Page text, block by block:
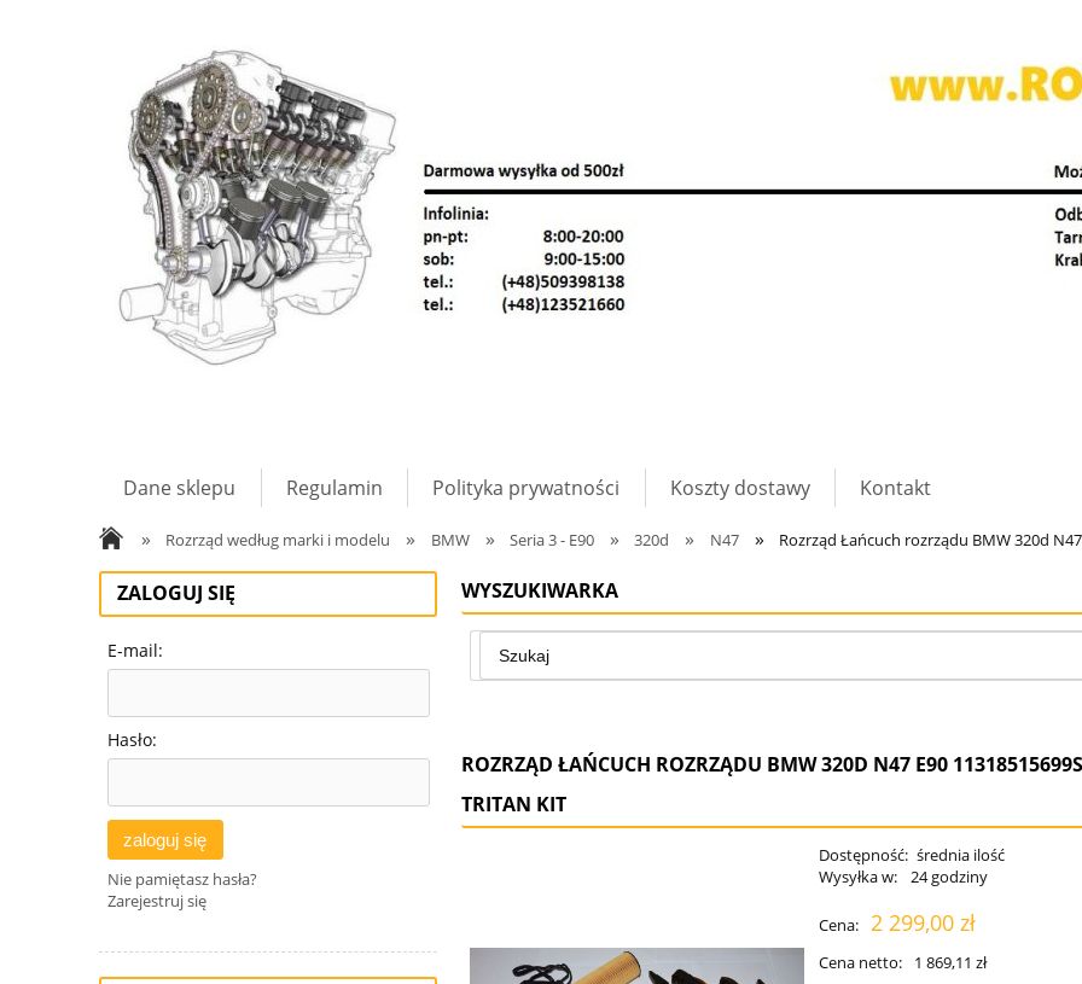
Dane sklepu Regulamin Polityka prywatności Koszty dostawy
Kontakt
»
Rozrząd według marki i modelu » BMW » Seria 3 - E90 » 320d » N47 » Rozrząd Łańcuch rozrządu BMW 320d
ZALOGUJ SIĘ
E-mail:
Hasło:
zaloguj się
Nie pamiętasz hasła?
Zarejestruj się
WYSZUKIWARKA
ROZRZĄD ŁAŃCUCH ROZRZĄDU BMW 320D N47 E90
TRITAN KIT
Dostępność: średnia ilość
Wysyłka w:
24 godziny
Cena: 2 299,00 zł
Cena netto: 1 869,11 zł